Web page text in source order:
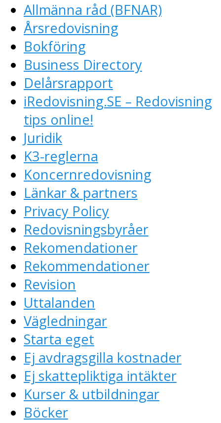
Allmänna råd (BFNAR)
Årsredovisning
Bokföring
Business Directory
Delårsrapport
iRedovisning.SE – Redovisning
tips online!
Juridik
K3-reglerna
Koncernredovisning
Länkar & partners
Privacy Policy
Redovisningsbyråer
Rekomendationer
Rekommendationer
Revision
Uttalanden
Vägledningar
Starta eget
Ej avdragsgilla kostnader
Ej skattepliktiga intäkter
Kurser & utbildningar
Böcker